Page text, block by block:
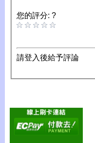
您的評分: ?
請登入後給予評論